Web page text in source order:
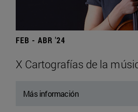
FEB - ABR '24
X Cartografías de la
Más información